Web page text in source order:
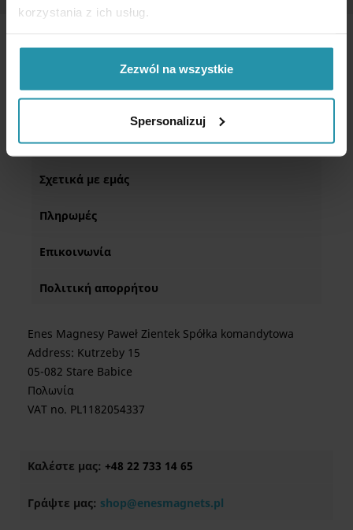
korzystania z ich usług.
Zezwól na wszystkie
Spersonalizuj
Οι κανόνες
Σχετικά με εμάς
Πληρωμές
Επικοινωνία
Πολιτική απορρήτου
Enes Magnesy Paweł Zientek Spółka komandytowa
Address: Kutrzeby 15
05-082 Stare Babice
Πολωνία
VAT no. PL1182054337
Καλέστε μας: +48 22 733 14 65
Γράψτε μας: shop@enesmagnets.pl